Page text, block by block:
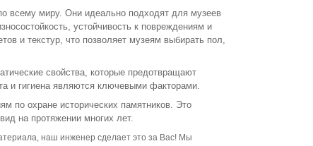
всему миру. Они идеально подходят для музеев
устойчивость к повреждениям и
и текстур, что позволяет музеям выбирать пол,
свойства, которые предотвращают
и гигиена являются ключевыми факторами.
по охране исторических памятников. Это
на протяжении многих лет.
наш инженер сделает это за Вас! Мы